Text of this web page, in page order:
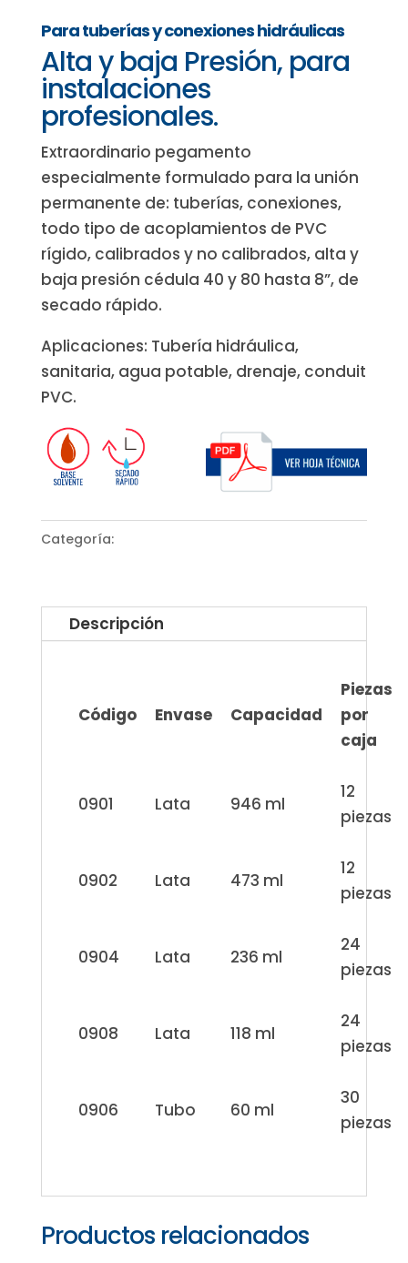
Para tuberías y conexiones hidráulicas
Alta y baja Presión, para
instalaciones
profesionales.
Extraordinario pegamento
especialmente formulado para la unión
permanente de: tuberías, conexiones,
todo tipo de acoplamientos de PVC
rígido, calibrados y no calibrados, alta y
baja presión cédula 40 y 80 hasta 8”, de
secado rápido.
Aplicaciones: Tubería hidráulica,
sanitaria, agua potable, drenaje, conduit
PVC.
Categoría:
Descripción
Código Envase Capacidad
Piezas
por
caja
0901 Lata 946 ml
12
piezas
0902 Lata 473 ml
12
piezas
0904 Lata 236 ml
24
piezas
0908 Lata 118 ml
24
piezas
0906 Tubo 60 ml
30
piezas
Productos relacionados